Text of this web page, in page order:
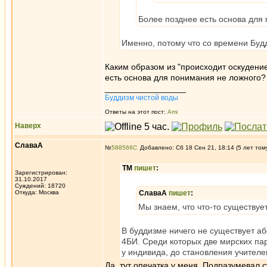
Более позднее есть основа
Именно, потому что со времени
Каким образом из "происходит
есть основа для понимания не
Буддизм чистой воды
Ответы на этот пост: Ami
Наверх
СлаваА
Зарегистрирован:
31.10.2017
Суждений: 18720
Откуда: Москва
№588566 Добавлено: Сб 18 Сен 21, 18:14 (5 лет
ТМ пишет:
СлаваА пишет:
Мы знаем, что что-то
В буддизме ничего не существует
4БИ. Среди которых две мирских
у индивида, до становления